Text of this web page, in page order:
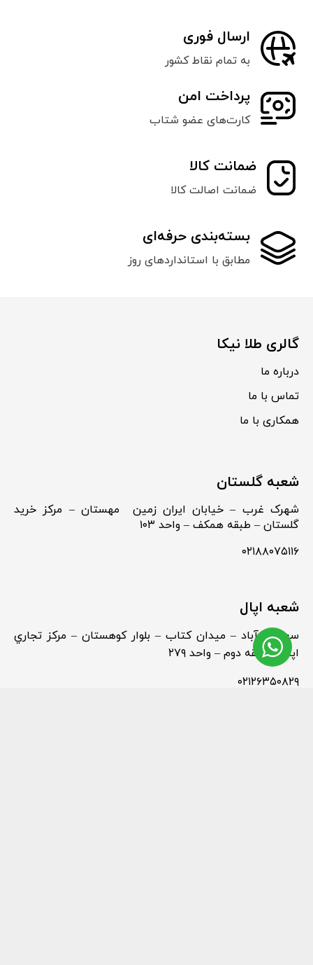
ارسال فوری
به تمام نقاط کشور
پرداخت امن
کارت‌های عضو شتاب
ضمانت کالا
ضمانت اصالت کالا
بسته‌بندی حرفه‌ای
مطابق با استانداردهای روز
گالری طلا نیکا
درباره ما
تماس با ما
همکاری با ما
شعبه گلستان
شهرک غرب – خیابان ایران زمین مهستان – مرکز خرید
گلستان – طبقه همکف – واحد ۱۰۳
۰۲۱۸۸۰۷۵۱۱۶
شعبه اپال
سعادت آباد – ميدان كتاب – بلوار كوهستان – مركز تجاري
اپال – طبقه دوم – واحد ۲۷۹
۰۲۱۲۶۳۵۰۸۲۹